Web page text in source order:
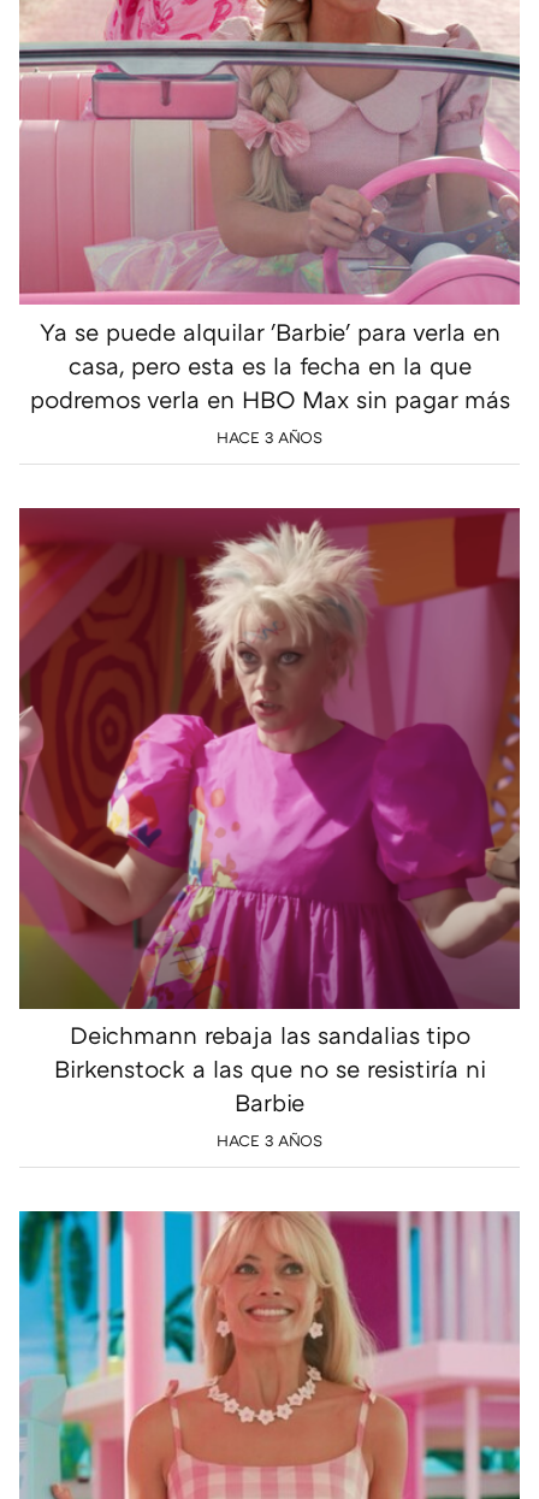
Ya se puede alquilar 'Barbie' para verla en
casa, pero esta es la fecha en la que
podremos verla en HBO Max sin pagar más
HACE 3 AÑOS
Deichmann rebaja las sandalias tipo
Birkenstock a las que no se resistiría ni
Barbie
HACE 3 AÑOS